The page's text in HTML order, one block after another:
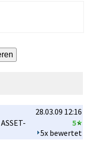
28.03.09 12:16
5
5x bewertet